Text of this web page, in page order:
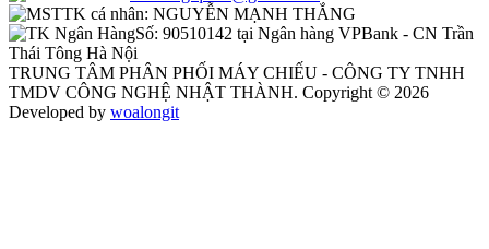
TK cá nhân: NGUYỄN MẠNH THẮNG
Số: 90510142 tại Ngân hàng VPBank - CN Trần
Thái Tông Hà Nội
TRUNG TÂM PHÂN PHỐI MÁY CHIẾU - CÔNG TY TNHH
TMDV CÔNG NGHỆ NHẬT THÀNH. Copyright © 2026
Developed by woalongit